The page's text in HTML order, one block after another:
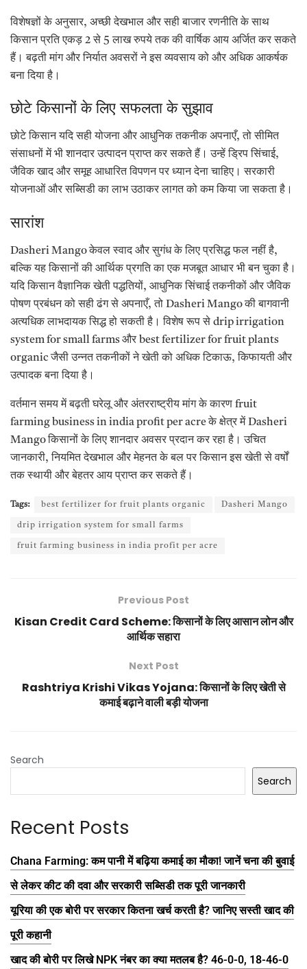
विशेषज्ञों के अनुसार, अच्छी देखभाल और सही बाजार रणनीति के साथ
किसान प्रति एकड़ 2 से 5 लाख रुपये तक की वार्षिक आय अर्जित कर सकते
हैं। बढ़ती मांग और निर्यात अवसरों ने इस व्यवसाय को और अधिक आकर्षक
बना दिया है।
छोटे किसानों के लिए सफलता के सुझाव
छोटे किसान यदि सही योजना और आधुनिक तकनीक अपनाएँ, तो सीमित
संसाधनों में भी शानदार उत्पादन प्राप्त कर सकते हैं। उन्हें ड्रिप सिंचाई,
जैविक खाद और समूह आधारित विपणन पर ध्यान देना चाहिए। सरकारी
योजनाओं और सब्सिडी का लाभ उठाकर लागत को कम किया जा सकता है।
सारांश
Dasheri Mango केवल स्वाद और सुगंध के लिए प्रसिद्ध फल नहीं है,
बल्कि यह किसानों की आर्थिक प्रगति का एक मजबूत आधार भी बन चुका है।
यदि किसान वैज्ञानिक खेती पद्धतियों, आधुनिक सिंचाई तकनीकों और जैविक
पोषण प्रबंधन को सही ढंग से अपनाएँ, तो Dasheri Mango की बागवानी
अत्यधिक लाभदायक सिद्ध हो सकती है। विशेष रूप से drip irrigation
system for small farms और best fertilizer for fruit plants
organic जैसी उन्नत तकनीकों ने खेती को अधिक टिकाऊ, किफायती और
उत्पादक बना दिया है।
वर्तमान समय में बढ़ती घरेलू और अंतरराष्ट्रीय मांग के कारण fruit
farming business in india profit per acre के क्षेत्र में Dasheri
Mango किसानों के लिए शानदार अवसर प्रदान कर रहा है। उचित
जानकारी, नियमित देखभाल और मेहनत के बल पर किसान इस खेती से वर्षों
तक स्थायी और बेहतर आय प्राप्त कर सकते हैं।
Tags: best fertilizer for fruit plants organic Dasheri Mango
drip irrigation system for small farms
fruit farming business in india profit per acre
Previous Post
Kisan Credit Card Scheme: किसानों के लिए आसान लोन और
आर्थिक सहारा
Next Post
Rashtriya Krishi Vikas Yojana: किसानों के लिए खेती से
कमाई बढ़ाने वाली बड़ी योजना
Search
Search
Recent Posts
Chana Farming: कम पानी में बढ़िया कमाई का मौका! जानें चना की बुवाई
से लेकर कीट की दवा और सरकारी सब्सिडी तक पूरी जानकारी
यूरिया की एक बोरी पर सरकार कितना खर्च करती है? जानिए सस्ती खाद की
पूरी कहानी
खाद की बोरी पर लिखे NPK नंबर का क्या मतलब है? 46-0-0, 18-46-0